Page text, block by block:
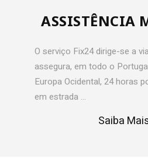
ASSISTÊNCIA
O serviço Fix24 dirige-se a
assegura, em todo o
Europa Ocidental, 24 horas
em estrada …
Saiba